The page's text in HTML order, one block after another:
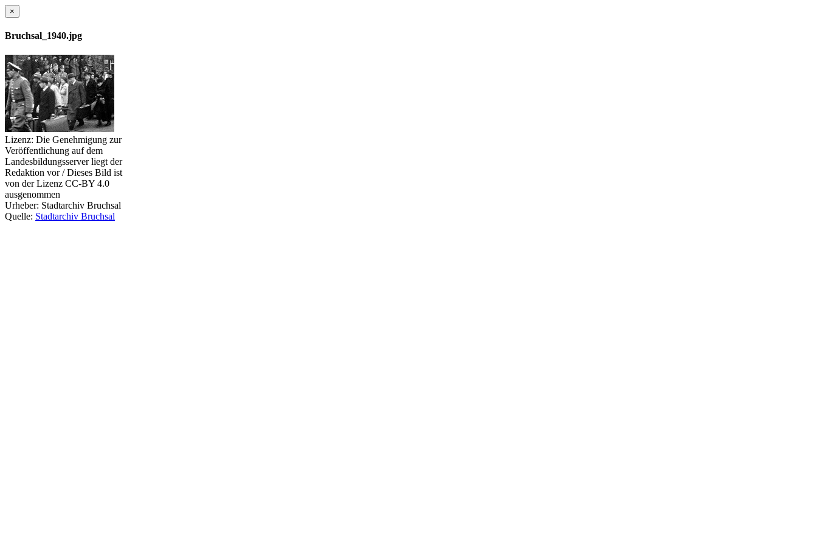
×
Bruchsal_1940.jpg
Lizenz: Die Genehmigung zur
Veröffentlichung auf dem
Landesbildungsserver liegt der
Redaktion vor / Dieses Bild ist
von der Lizenz CC-BY 4.0
ausgenommen
Urheber: Stadtarchiv Bruchsal
Quelle: Stadtarchiv Bruchsal